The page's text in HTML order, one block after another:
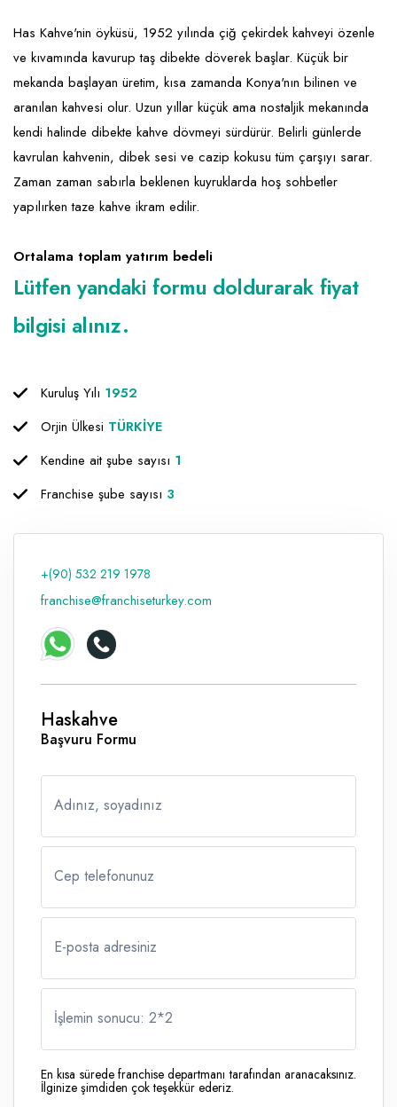
Ev Hizmetleri
Sağlık Güzellik
Turizm - Eğlence
Market FMGC - Katlı Mağaza
Mobilya ve Ev Tekstili
Oyuncak ve Hediyelik
Takı
Yapı Malzemesi - Hırdavat
Gayrimenkul
Gıda ve Sarf Malzemeleri
Güvenlik - Temizlik
Giyim - Aksesuar
Hukuk - Marka - Patent ve Tercüme
Isıtma - Soğutma ve Havalandırma
Lojistik - Kargo ve Kurye
Mali Kayıt ve Denetim
Matbaa - Fotoğraf
Proje - İnşaat ve Tesisat
Raf ve Depo Sistemleri
Reklam - Tanıtım - PR ve İnternet
Seyahat - Rent A Car
Tabela - Dijital Baskı
Has Kahve'nin öyküsü, 1952 yılında çiğ çekirdek kahveyi özenle
ve kıvamında kavurup taş dibekte döverek başlar. Küçük bir
mekanda başlayan üretim, kısa zamanda Konya'nın bilinen ve
aranılan kahvesi olur. Uzun yıllar küçük ama nostaljik mekanında
kendi halinde dibekte kahve dövmeyi sürdürür. Belirli günlerde
kavrulan kahvenin, dibek sesi ve cazip kokusu tüm çarşıyı sarar.
Zaman zaman sabırla beklenen kuyruklarda hoş sohbetler
yapılırken taze kahve ikram edilir.
Ortalama toplam yatırım bedeli
Lütfen yandaki formu doldurarak fiyat
bilgisi alınız.
Kuruluş Yılı 1952
Orjin Ülkesi TÜRKİYE
Kendine ait şube sayısı 1
Franchise şube sayısı 3
+(90) 532 219 1978
franchise@franchiseturkey.com
Haskahve
Başvuru Formu
Adınız, soyadınız
Cep telefonunuz
E-posta adresiniz
İşlemin sonucu: 2*2
En kısa sürede franchise departmanı tarafından aranacaksınız.
İlginize şimdiden çok teşekkür ederiz.